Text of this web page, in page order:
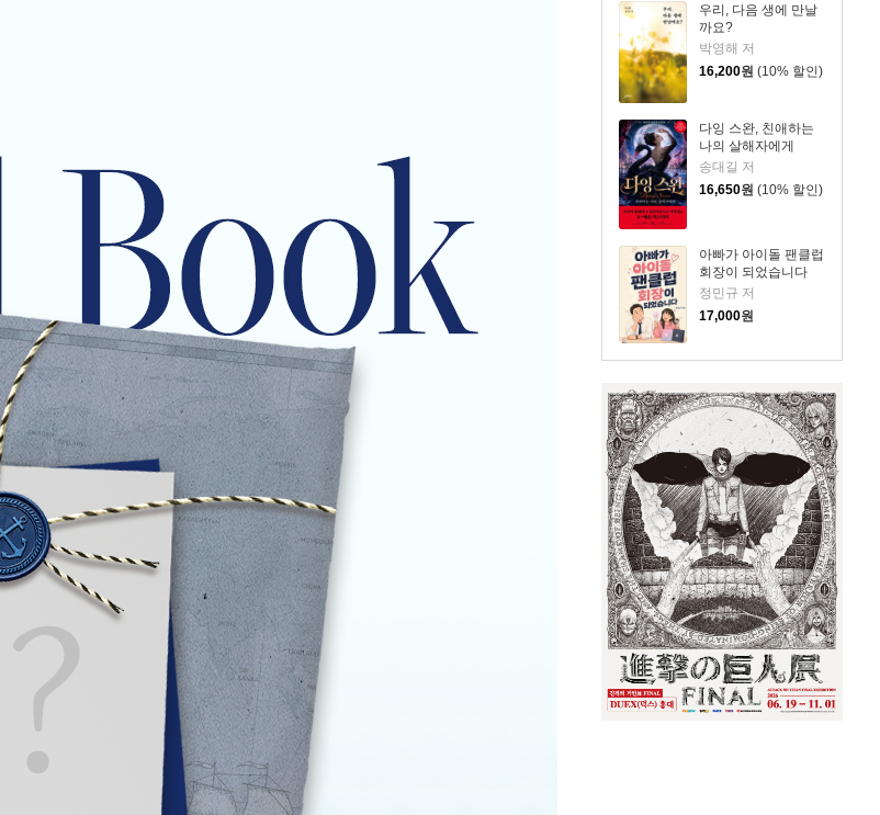
우리, 다음 생에 만날
까요?
박영해 저
16,200원 (10% 할인)
다잉 스완, 친애하는
나의 살해자에게
송대길 저
16,650원 (10% 할인)
아빠가 아이돌 팬클럽
회장이 되었습니다
정민규 저
17,000원